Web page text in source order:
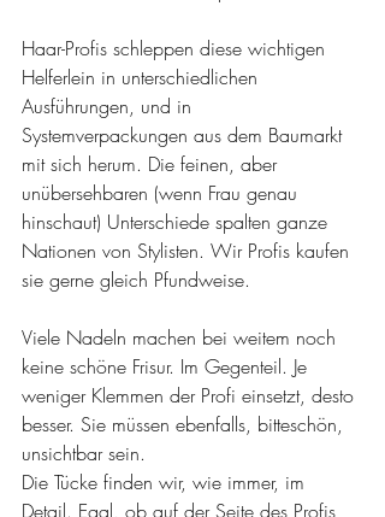
Haar-Profis schleppen diese wichtigen
Helferlein in unterschiedlichen
Ausführungen, und in
Systemverpackungen aus dem Baumarkt
mit sich herum. Die feinen, aber
unübersehbaren (wenn Frau genau
hinschaut) Unterschiede spalten ganze
Nationen von Stylisten. Wir Profis kaufen
sie gerne gleich Pfundweise.
Viele Nadeln machen bei weitem noch
keine schöne Frisur. Im Gegenteil. Je
weniger Klemmen der Profi einsetzt, desto
besser. Sie müssen ebenfalls, bitteschön,
unsichtbar sein.
Die Tücke finden wir, wie immer, im
Detail. Egal, ob auf der Seite des Profis